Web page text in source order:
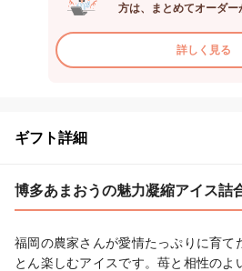
方は、まとめてオーダー
詳しく見る
ギフト詳細
博多あまおうの魅力凝縮アイス詰
福岡の農家さんが愛情たっぷりに育て
とん楽しむアイスです。苺と相性のよ